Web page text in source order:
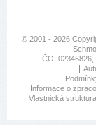
© 2001 - 2026
IČO:
Informace o
Vlastnická struktura